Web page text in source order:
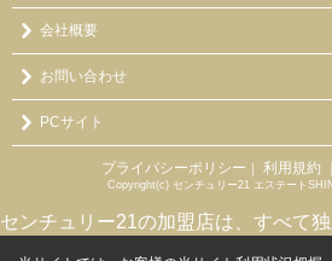
会社概要
お問い合わせ
PCサイト
プライバシーポリシー ｜ 利用規約
Copyright(c) センチュリー21 エステート
センチュリー21の加盟店は、すべて独